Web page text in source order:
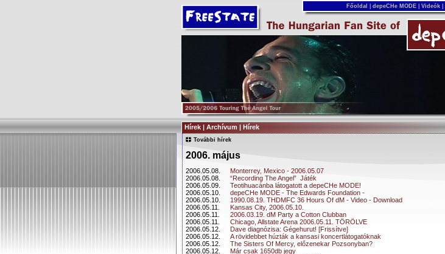
Főoldal depeCHe MODE Videók
Hírek | Archívum | Hírek
További hírek
2006. május
2006.05.08. Monterrey, Mexico - 2006.05.07
2006.05.08.
“Recording The Angel” Játék
2006.05.09.
Teotihuacánba látogatott a depeCHe MODE!
2006.05.10.
depeCHe MODE - The Edwards Foundation -
2006.05.10.
1990.08.19. THDMFC 36 Hours Of dM - Video - Download
2006.05.11.
Kansas City, 2006.05.10.
2006.05.11.
2006.03.19. dM Party a Cotton Clubban
2006.05.11.
Chicago, Allstate Arena 2006.05.11. TÖRÖLVE
2006.05.12.
Dave diagnózisa: Gégehurut! [Frissítve]
2006.05.12.
A rövidebbet húzták a kansasi koncertlátogatóknak
2006.05.12.
The Sisters Of Mercy, előzenekar Pozsonyban?
2006.05.12.
Már csak 1650db jegy